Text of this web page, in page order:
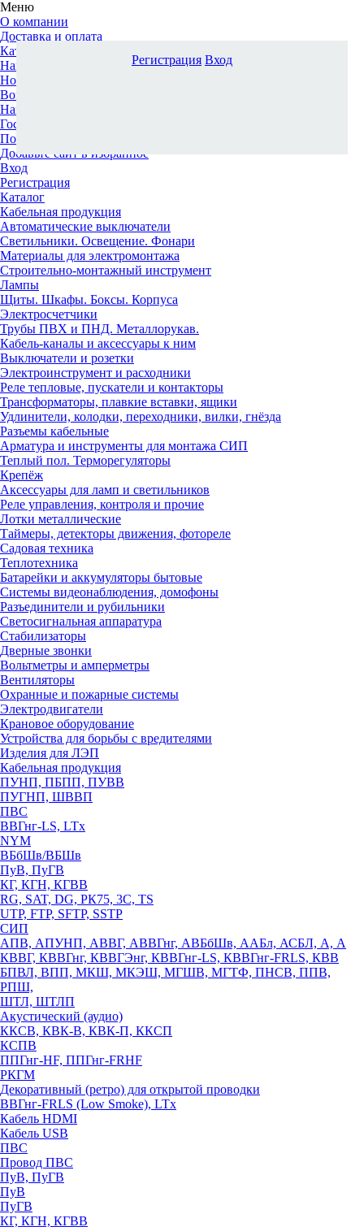
Меню
О компании
Доставка и оплата
Каталог
Наши офисы
Новости и новинки
Вопрос-ответ
Наша команда
Гос. заказчикам
Поставщикам
Добавьте сайт в избранное
Вход
Регистрация
Каталог
Кабельная продукция
Автоматические выключатели
Светильники. Освещение. Фонари
Материалы для электромонтажа
Строительно-монтажный инструмент
Лампы
Щиты. Шкафы. Боксы. Корпуса
Электросчетчики
Трубы ПВХ и ПНД. Металлорукав.
Кабель-каналы и аксессуары к ним
Выключатели и розетки
Электроинструмент и расходники
Реле тепловые, пускатели и контакторы
Трансформаторы, плавкие вставки, ящики
Удлинители, колодки, переходники, вилки, гнёзда
Разъемы кабельные
Арматура и инструменты для монтажа СИП
Теплый пол. Терморегуляторы
Крепёж
Аксессуары для ламп и светильников
Реле управления, контроля и прочие
Лотки металлические
Таймеры, детекторы движения, фотореле
Садовая техника
Теплотехника
Батарейки и аккумуляторы бытовые
Системы видеонаблюдения, домофоны
Разъединители и рубильники
Светосигнальная аппаратура
Стабилизаторы
Дверные звонки
Вольтметры и амперметры
Вентиляторы
Охранные и пожарные системы
Электродвигатели
Крановое оборудование
Устройства для борьбы с вредителями
Изделия для ЛЭП
Кабельная продукция
ПУНП, ПБПП, ПУВВ
ПУГНП, ШВВП
ПВС
ВВГнг-LS, LTx
NYM
ВБбШв/ВБШв
ПуВ, ПуГВ
КГ, КГН, КГВВ
RG, SAT, DG, РК75, 3С, TS
UTP, FTP, SFTP, SSTP
СИП
АПВ, АПУНП, АВВГ, АВВГнг, АВБбШв, ААБл, АСБЛ, А, А
КВВГ, КВВГнг, КВВГЭнг, КВВГнг-LS, КВВГнг-FRLS, КВВ
БПВЛ, ВПП, МКШ, МКЭШ, МГШВ, МГТФ, ПНСВ, ППВ,
РПШ,
ШТЛ, ШТЛП
Акустический (аудио)
ККСВ, КВК-В, КВК-П, ККСП
КСПВ
ППГнг-HF, ППГнг-FRHF
РКГМ
Декоративный (ретро) для открытой проводки
ВВГнг-FRLS (Low Smoke), LTx
Кабель HDMI
Кабель USB
ПВС
Провод ПВС
ПуВ, ПуГВ
ПуВ
ПуГВ
КГ, КГН, КГВВ
Регистрация Вход